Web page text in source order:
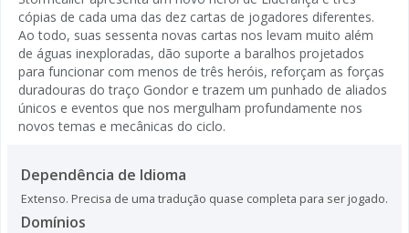
cópias de cada uma das dez cartas de jogadores diferentes.
Ao todo, suas sessenta novas cartas nos levam muito além
de águas inexploradas, dão suporte a baralhos projetados
para funcionar com menos de três heróis, reforçam as forças
duradouras do traço Gondor e trazem um punhado de aliados
únicos e eventos que nos mergulham profundamente nos
novos temas e mecânicas do ciclo.
Dependência de Idioma
Extenso. Precisa de uma tradução quase completa para ser jogado.
Domínios